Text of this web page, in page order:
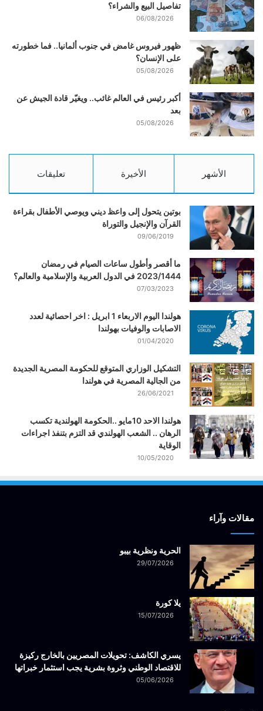
تفاصيل البيع والشراء؟
06/08/2026
ظهور فيروس غامض في جنوب ألمانيا.. فما خطورته
على الإنسان؟
05/08/2026
أكبر رئيس في العالم غائب.. ويغيّر قادة الجيش عن
بعد
05/08/2026
الأشهر الأخيرة تعليقات
بوتين يتحول إلى واعظ ديني ويوصي الأطفال بقراءة
القرآن والإنجيل والتوراة
09/06/2019
ما أقصر وأطول ساعات الصيام في رمضان
2023/1444 في الدول العربية والإسلامية والعالم؟
07/03/2023
هولندا اليوم الاربعاء 1 ابريل : اخر احصائية لعدد
الاصابات والوفيات بهولندا
01/04/2020
التشكيل الوزاري المتوقع للحكومة المصرية الجديدة
من الجالية المصرية في هولندا
26/06/2021
هولندا الاحد 10مايو ..الحكومة الهولندية تكسب
الرهان .. الشعب الهولندي قد التزم بتنفذ اجراءات
الوقاية
10/05/2020
مقالات وآراء
الحرية ونظرية بيبو
29/07/2026
يلا كورة
15/07/2026
يسري الكاشف: تحويلات المصريين بالخارج ركيزة
للاقتصاد الوطني وثروة بشرية يجب استثمار خبراتها
05/06/2026